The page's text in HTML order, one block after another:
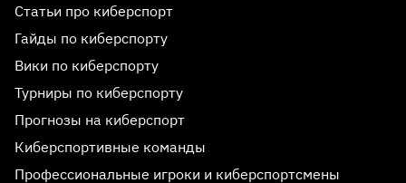
Статьи про киберспорт
Гайды по киберспорту
Вики по киберспорту
Турниры по киберспорту
Прогнозы на киберспорт
Киберспортивные команды
Профессиональные игроки и киберспортсмены